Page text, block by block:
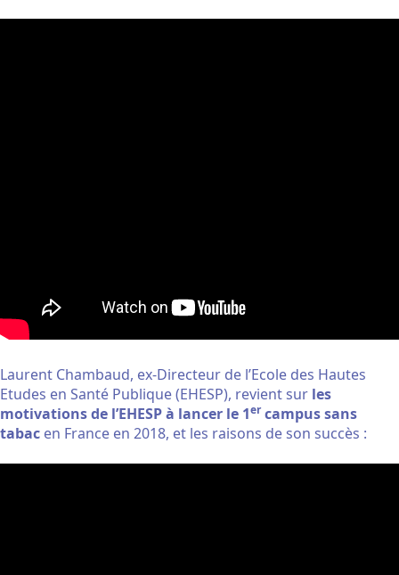
Laurent Chambaud, ex-Directeur de l’Ecole des Hautes
Etudes en Santé Publique (EHESP), revient sur les
motivations de l’EHESP à lancer le 1ercampus sans
tabac en France en 2018, et les raisons de son succès :